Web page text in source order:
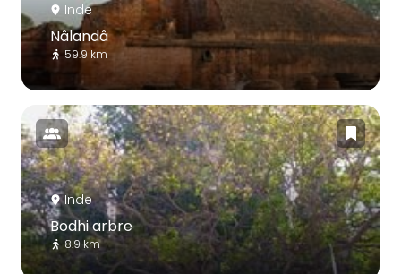
Inde
Nâlandâ
59.9 km
Inde
Bodhi arbre
8.9 km